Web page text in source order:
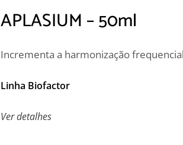
APLASIUM – 50ml
Incrementa a harmonização
Linha Biofactor
Ver detalhes